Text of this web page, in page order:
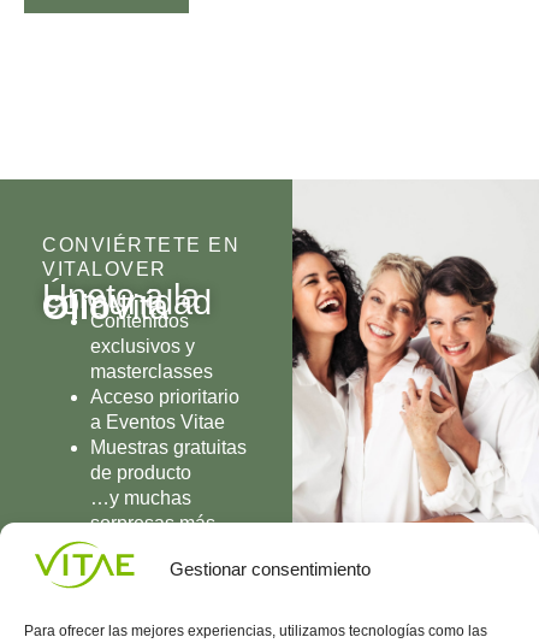
Gestionar consentimiento
Para ofrecer las mejores experiencias, utilizamos tecnologías como las
CONVIÉRTETE EN
VITALOVER
Únete a la
comunidad
OlioVita
Contenidos
exclusivos y
masterclasses
Acceso prioritario
a Eventos Vitae
Muestras gratuitas
de producto
…y muchas
sorpresas más
UNIRME